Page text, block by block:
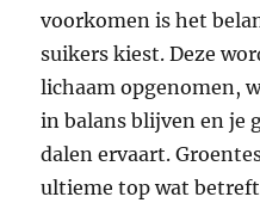
voorkomen is het
suikers kiest. Deze
lichaam opgenomen,
in balans blijven en je
dalen ervaart.
ultieme top wat betreft